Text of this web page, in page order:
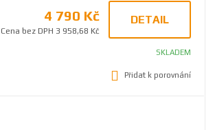
4 790 Kč
Cena bez DPH 3 958,68 Kč
DETAIL
SKLADEM
Přidat k porovnání